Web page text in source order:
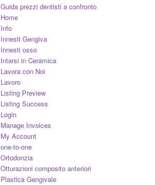
Guida prezzi dentisti a confronto
Home
Info
Innesti Gengiva
Innesti osso
Intarsi in Ceramica
Lavora con Noi
Lavoro
Listing Preview
Listing Success
Login
Manage Invoices
My Account
one-to-one
Ortodonzia
Otturazioni composito anteriori
Plastica Gengivale